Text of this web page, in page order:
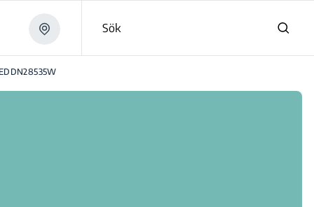
Sök